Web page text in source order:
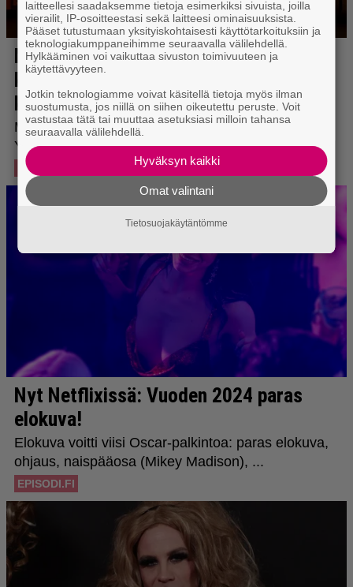
laitteellesi saadaksemme tietoja esimerkiksi sivuista, joilla
vierailit, IP-osoitteestasi sekä laitteesi ominaisuuksista.
Pääset tutustumaan yksityiskohtaisesti käyttötarkoituksiin ja
teknologiakumppaneihimme seuraavalla välilehdellä.
Hylkääminen voi vaikuttaa sivuston toimivuuteen ja
käytettävyyteen.
Jotkin teknologiamme voivat käsitellä tietoja myös ilman
suostumusta, jos niillä on siihen oikeutettu peruste. Voit
vastustaa tätä tai muuttaa asetuksiasi milloin tahansa
seuraavalla välilehdellä.
Hyväksyn kaikki
Omat valintani
Tietosuojakäytäntömme